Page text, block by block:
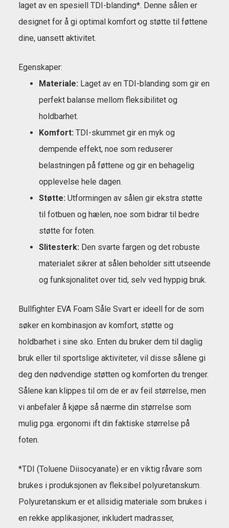
laget av en spesiell TDI-blanding*. Denne sålen er
designet for å gi optimal komfort og støtte til føttene
dine, uansett aktivitet.
Egenskaper:
Materiale: Laget av en TDI-blanding som gir en
perfekt balanse mellom fleksibilitet og
holdbarhet.
Komfort: TDI-skummet gir en myk og
dempende effekt, noe som reduserer
belastningen på føttene og gir en behagelig
opplevelse hele dagen.
Støtte: Utformingen av sålen gir ekstra støtte
til fotbuen og hælen, noe som bidrar til bedre
støtte for foten.
Slitesterk: Den svarte fargen og det robuste
materialet sikrer at sålen beholder sitt utseende
og funksjonalitet over tid, selv ved hyppig bruk.
Bullfighter EVA Foam Såle Svart er ideell for de som
søker en kombinasjon av komfort, støtte og
holdbarhet i sine sko. Enten du bruker dem til daglig
bruk eller til sportslige aktiviteter, vil disse sålene gi
deg den nødvendige støtten og komforten du trenger.
Sålene kan klippes til om de er av feil størrelse, men
vi anbefaler å kjøpe så nærme din størrelse som
mulig pga. ergonomi ift din faktiske størrelse på
foten.
*TDI (Toluene Diisocyanate) er en viktig råvare som
brukes i produksjonen av fleksibel polyuretanskum.
Polyuretanskum er et allsidig materiale som brukes i
en rekke applikasjoner, inkludert madrasser,